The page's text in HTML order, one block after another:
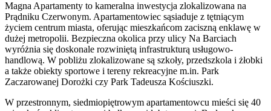
Magna Apartamenty to kameralna inwestycja zlokalizowana na
Prądniku Czerwonym. Apartamentowiec sąsiaduje z tętniącym
życiem centrum miasta, oferując mieszkańcom zaciszną enklawę w
dużej metropolii. Bezpieczna okolica przy ulicy Na Barciach
wyróżnia się doskonale rozwiniętą infrastrukturą usługowo-
handlową. W pobliżu zlokalizowane są szkoły, przedszkola i żłobki
a także obiekty sportowe i tereny rekreacyjne m.in. Park
Zaczarowanej Dorożki czy Park Tadeusza Kościuszki.
W przestronnym, siedmiopiętrowym apartamentowcu mieści się 40